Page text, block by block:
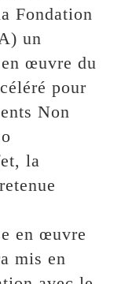
Fondation
un
œuvre du
pour
Non
la
en œuvre
mis en